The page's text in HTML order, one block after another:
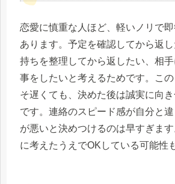
恋愛に慎重な人ほど、軽いノリで
あります。予定を確認してから返
持ちを整理してから返したい、相
事をしたいと考えるためです。こ
そ遅くても、決めた後は誠実に向
です。連絡のスピード感が自分と
が悪いと決めつけるのは早すぎま
に考えたうえでOKしている可能性